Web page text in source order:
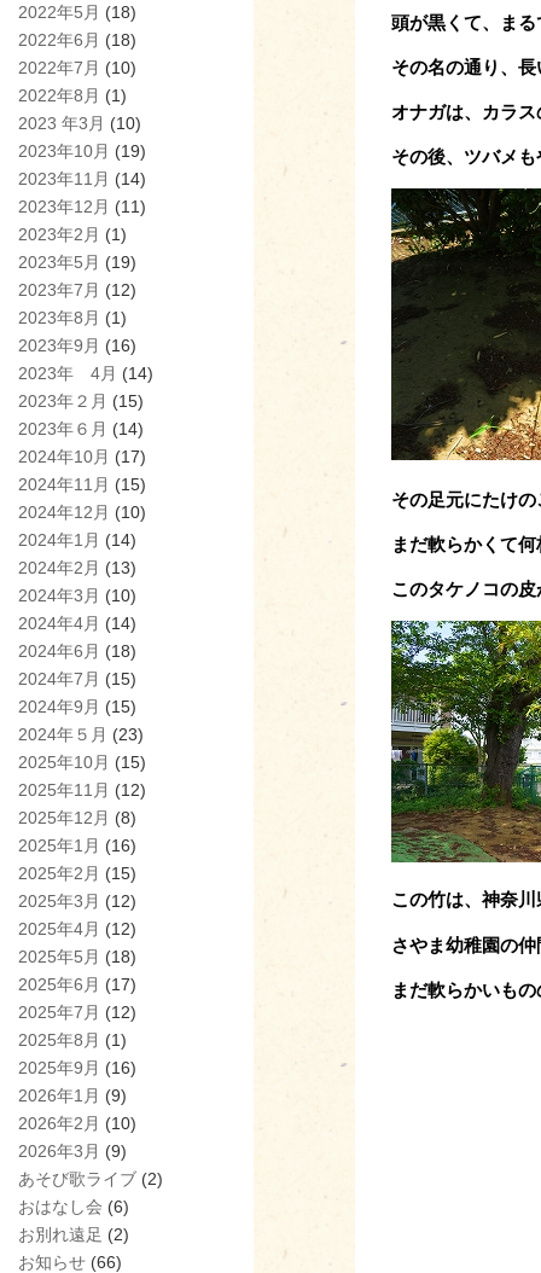
2022年5月 (18)
2022年6月 (18)
2022年7月 (10)
2022年8月 (1)
2023 年3月 (10)
2023年10月 (19)
2023年11月 (14)
2023年12月 (11)
2023年2月 (1)
2023年5月 (19)
2023年7月 (12)
2023年8月 (1)
2023年9月 (16)
2023年 4月 (14)
2023年２月 (15)
2023年６月 (14)
2024年10月 (17)
2024年11月 (15)
2024年12月 (10)
2024年1月 (14)
2024年2月 (13)
2024年3月 (10)
2024年4月 (14)
2024年6月 (18)
2024年7月 (15)
2024年9月 (15)
2024年５月 (23)
2025年10月 (15)
2025年11月 (12)
2025年12月 (8)
2025年1月 (16)
2025年2月 (15)
2025年3月 (12)
2025年4月 (12)
2025年5月 (18)
2025年6月 (17)
2025年7月 (12)
2025年8月 (1)
2025年9月 (16)
2026年1月 (9)
2026年2月 (10)
2026年3月 (9)
あそび歌ライブ (2)
おはなし会 (6)
お別れ遠足 (2)
お知らせ (66)
頭が黒くて、ま
その名の通り、
オナガは、カラ
その後、ツバメ
その足元にたけ
まだ軟らかくて
このタケノコの
この竹は、神奈
さやま幼稚園の
まだ軟らかいも